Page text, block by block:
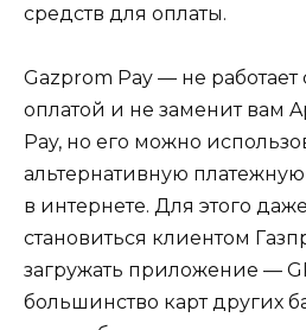
средств для оплаты.
Gazprom Pay — не работает
оплатой и не заменит вам
Pay, но его можно
альтернативную
в интернете. Для этого
становиться клиентом
загружать приложение —
большинство карт других